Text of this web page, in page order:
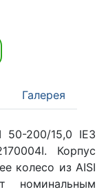
Галерея
50-200/15,0 IE3
Корпус
колесо из AISI
номинальным